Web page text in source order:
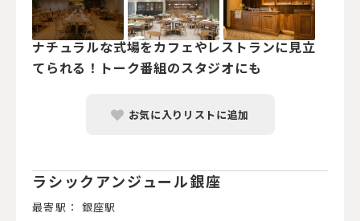
ナチュラルな式場をカフェやレストランに見立
てられる！トーク番組のスタジオにも
お気に入りリストに追加
ラシックアンジュール銀座
最寄駅： 銀座駅